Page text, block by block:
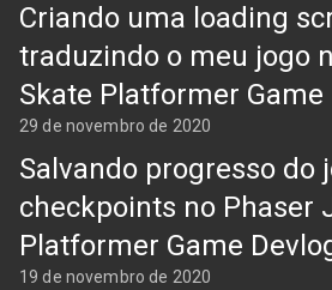
Criando uma loading
traduzindo o meu jogo
Skate Platformer Game
29 de novembro de 2020
Salvando progresso do
checkpoints no Phaser
Platformer Game
19 de novembro de 2020